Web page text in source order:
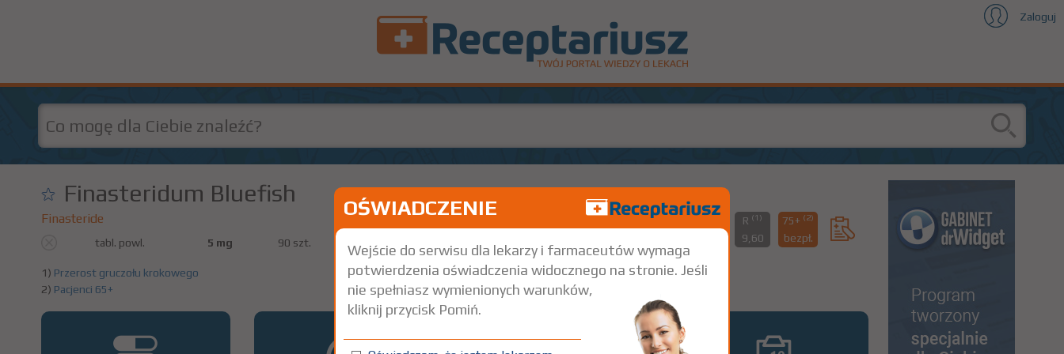
Zaloguj
Finasteridum Bluefish
Finasteride
tabl. powl. 5 mg 90 szt. Doustnie
Rx
R (1)
9,60
75+ (2)
bezpł.
1) Przerost gruczołu krokowego
2) Pacjenci 65+
OŚWIADCZENIE
Wejście do serwisu dla lekarzy i farmaceutów wymaga
potwierdzenia oświadczenia widocznego na stronie. Jeśli
nie spełniasz wymienionych warunków,
kliknij przycisk Pomiń.